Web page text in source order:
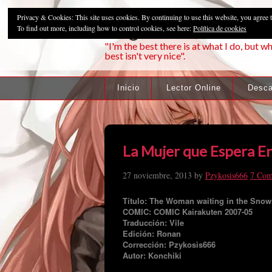
"I'm the best there is at what I do, but
best isn't very nice".
Inicio Lector Online
La Mujer que Espera
27 noviembre, 2013 by Pzykosis666 7
Título: The Woman waiting in the
COMIC: COMIC Kairakuten 2007-05
Traducción: Vile
Edición: Ronan
Corrección: Pzykosis666
Autor: Konchiki
Privacy & Cookies: This site uses cookies. By continuing to use this website, you agree
To find out more, including how to control cookies, see here:Política de cookies